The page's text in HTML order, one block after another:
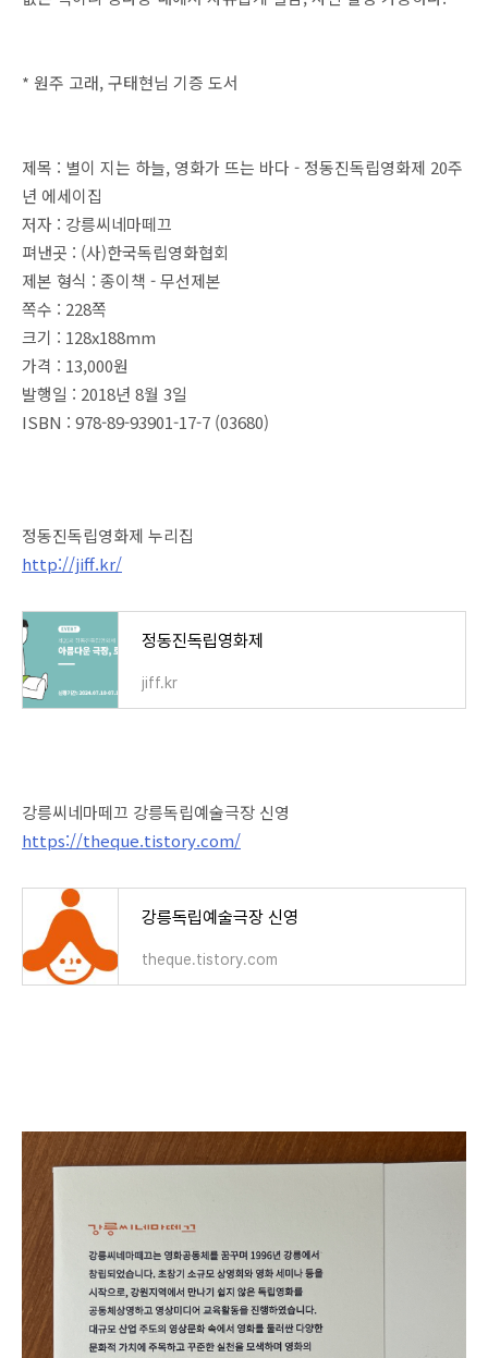
* 원주 고래, 구태현님 기증 도서
제목 : 별이 지는 하늘, 영화가 뜨는 바다 - 정동진독립영화제 20주
년 에세이집
저자 : 강릉씨네마떼끄
펴낸곳 : (사)한국독립영화협회
제본 형식 : 종이책 - 무선제본
쪽수 : 228쪽
크기 : 128x188mm
가격 : 13,000원
발행일 : 2018년 8월 3일
ISBN : 978-89-93901-17-7 (03680)
정동진독립영화제 누리집
http://jiff.kr/
정동진독립영화제
jiff.kr
강릉씨네마떼끄 강릉독립예술극장 신영
https://theque.tistory.com/
강릉독립예술극장 신영
theque.tistory.com